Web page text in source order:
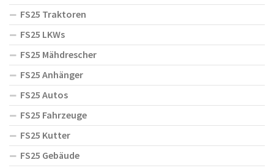
FS25 Traktoren
FS25 LKWs
FS25 Mähdrescher
FS25 Anhänger
FS25 Autos
FS25 Fahrzeuge
FS25 Kutter
FS25 Gebäude